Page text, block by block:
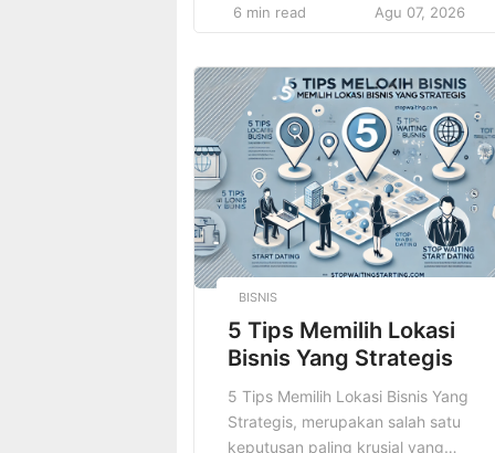
situasi dan kegiatan. Mulai dari
wisata, hingga sekadar
waktu di kafe atau bersantai di
kota, setiap aktivitas memerlukan
pakaian yang sesuai dengan
kebutuhan dan fungsinya. Oleh
itu, penting untuk […]
6 min read Agu 07, 2026
BISNIS
5 Tips Memilih Lokasi
Bisnis Yang Strategis
5 Tips Memilih Lokasi Bisnis Yang
Strategis, merupakan salah satu
keputusan paling krusial yang